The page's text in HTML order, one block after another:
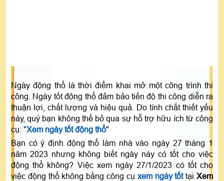
Ngày động thổ là thời điểm khai mở một công trình thi
công. Ngày tốt động thổ đảm bảo tiến độ thi công diễn ra
thuận lợi, chất lượng và hiệu quả. Do tính chất thiết yếu
này, quý bạn không thể bỏ qua sự hỗ trợ hữu ích từ công
cụ: "Xem ngày tốt động thổ"
Bạn có ý định động thổ làm nhà vào ngày 27 tháng 1
năm 2023 nhưng không biết ngày này có tốt cho việc
động thổ không? Việc xem ngày 27/1/2023 có tốt cho
việc động thổ không bằng công cụ xem ngày tốttạiXem